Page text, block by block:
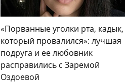
«Порванные уголки рта, кадык,
который провалился»: лучшая
подруга и ее любовник
расправились с Заремой
Оздоевой